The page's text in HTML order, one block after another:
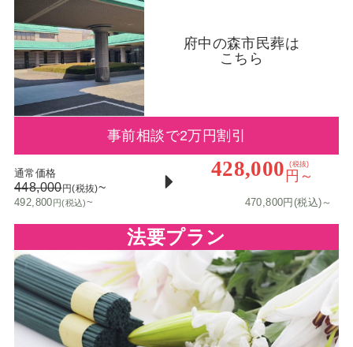
府中の森市民葬は
こちら
事前相談で2万円割引
通常価格
448,000円(税抜)~
492,800円(税込)~
428,000 (税抜)
円～
470,800円(税込)～
法要プラン